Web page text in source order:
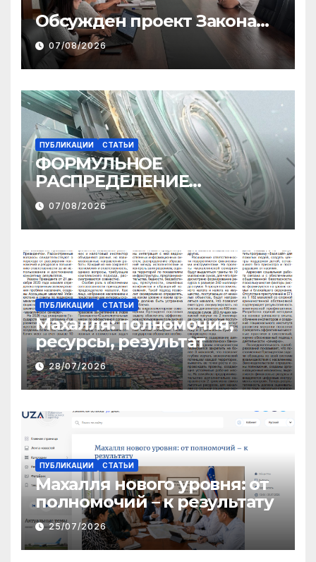
Обсужден проект Закона
«О финансовом штрафе»
07/08/2026
ПУБЛИКАЦИИ СТАТЬИ
ФОРМУЛЬНОЕ
РАСПРЕДЕЛЕНИЕ
МЕЖБЮДЖЕТНЫХ
ТРАНСФЕРТОВ
07/08/2026
ПУБЛИКАЦИИ СТАТЬИ
Махалля:полномочия,
ресурсы, результат
28/07/2026
ПУБЛИКАЦИИ СТАТЬИ
Махалля нового уровня: от
полномочий – к результату
25/07/2026